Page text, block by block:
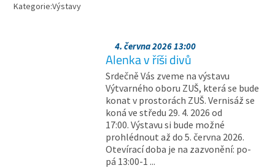
Kategorie:Výstavy
4. června 2026 13:00
Alenka v říši divů
Srdečně Vás zveme na výstavu
Výtvarného oboru ZUŠ, která se bude
konat v prostorách ZUŠ. Vernisáž se
koná ve středu 29. 4. 2026 od
17:00. Výstavu si bude možné
prohlédnout až do 5. června 2026.
Otevírací doba je na zazvonění: po-
pá 13:00-1 ...